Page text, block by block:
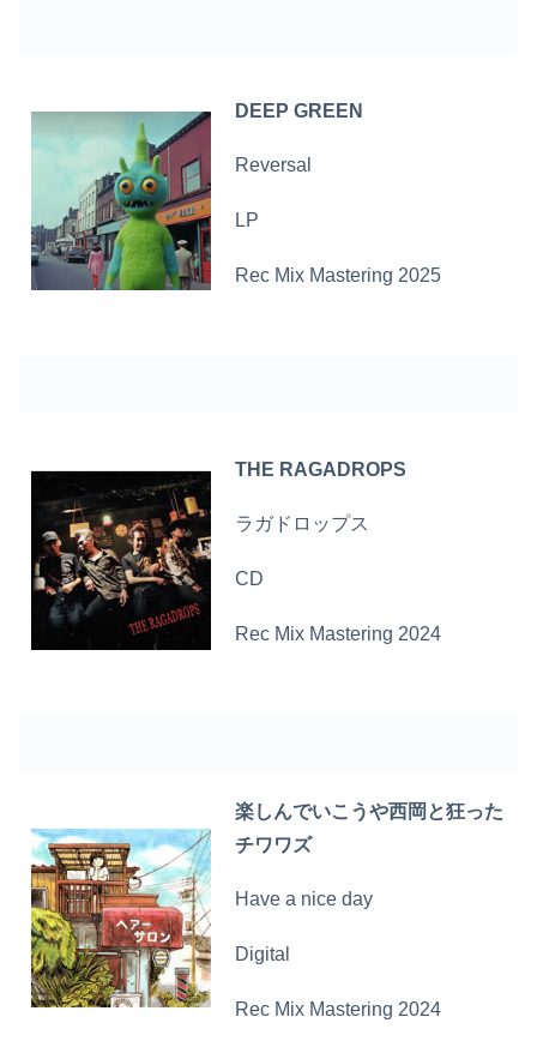
DEEP GREEN
Reversal
LP
Rec Mix Mastering 2025
THE RAGADROPS
ラガドロップス
CD
Rec Mix Mastering 2024
楽しんでいこうや西岡と狂った
チワワズ
Have a nice day
Digital
Rec Mix Mastering 2024